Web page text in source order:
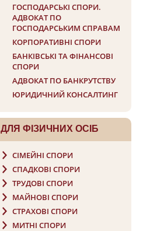
ГОСПОДАРСЬКI СПОРИ.
АДВОКАТ ПО
ГОСПОДАРСЬКИМ СПРАВАМ
КОРПОРАТИВНІ СПОРИ
БАНКІВСЬКІ ТА ФІНАНСОВІ
СПОРИ
АДВОКАТ ПО БАНКРУТСТВУ
ЮРИДИЧНИЙ КОНСАЛТИНГ
ДЛЯ ФIЗИЧНИХ ОСIБ
СІМЕЙНІ СПОРИ
СПАДКОВІ СПОРИ
ТРУДОВІ СПОРИ
МАЙНОВІ СПОРИ
СТРАХОВІ СПОРИ
МИТНІ СПОРИ